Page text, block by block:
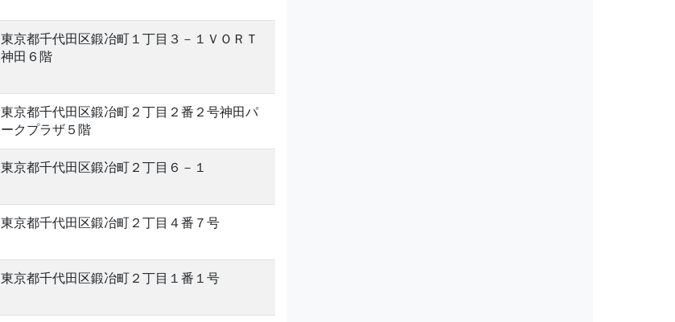
東京都千代田区鍛冶町１丁目３－１ＶＯＲＴ
神田６階
東京都千代田区鍛冶町２丁目２番２号神田パ
ークプラザ５階
東京都千代田区鍛冶町２丁目６－１
東京都千代田区鍛冶町２丁目４番７号
東京都千代田区鍛冶町２丁目１番１号